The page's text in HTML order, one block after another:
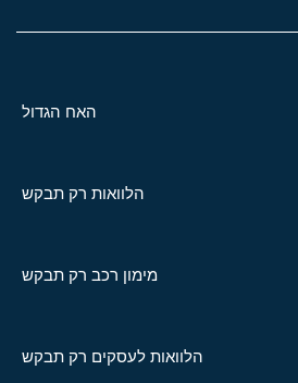
האח הגדול
הלוואות רק תבקש
מימון רכב רק תבקש
הלוואות לעסקים רק תבקש